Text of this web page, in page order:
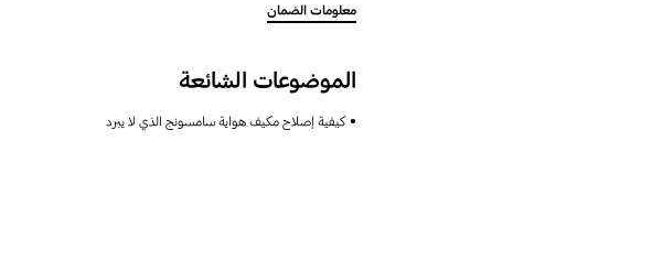
معلومات الضمان
الموضوعات الشائعة
كيفية إصلاح مكيف هواية سامسونج الذي لا يبرد